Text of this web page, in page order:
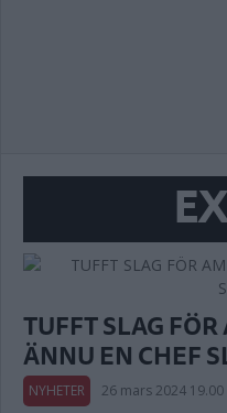
TUFFT SLAG
ÄNNU EN CHEF
NYHETER 26 mars 2024 19.00